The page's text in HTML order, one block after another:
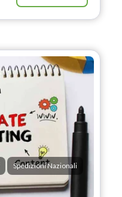
Spedizioni Nazionali